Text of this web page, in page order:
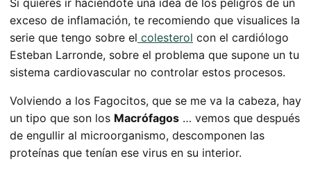
Si quieres ir haciéndote una idea de los peligros de un
exceso de inflamación, te recomiendo que visualices la
serie que tengo sobre el colesterol con el cardiólogo
Esteban Larronde, sobre el problema que supone un tu
sistema cardiovascular no controlar estos procesos.
Volviendo a los Fagocitos, que se me va la cabeza, hay
un tipo que son los Macrófagos … vemos que después
de engullir al microorganismo, descomponen las
proteínas que tenían ese virus en su interior.